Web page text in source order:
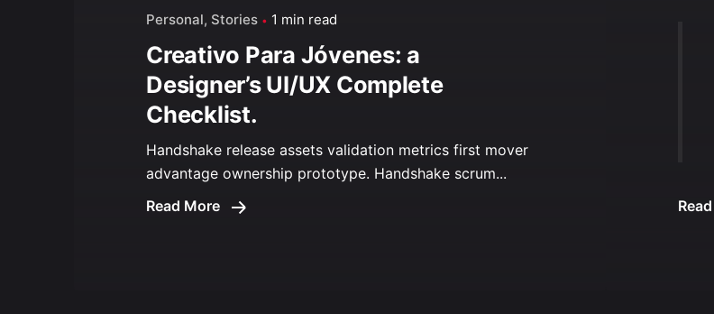
Personal Stories 1 min read
Creativo Para Jóvenes: a
Designer’s UI/UX Complete
Checklist.
Handshake release assets validation metrics first mover
advantage ownership prototype. Handshake scrum...
Read More